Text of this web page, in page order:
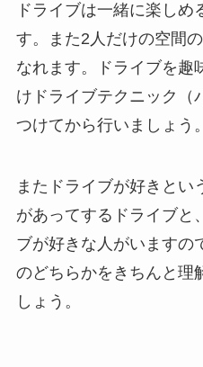
ドライブは一緒に楽し
す。また2人だけの空間
なれます。ドライブを趣
けドライブテクニック（
つけてから行いましょう。
またドライブが好きとい
があってするドライブと
ブが好きな人がいますの
のどちらかをきちんと理
しょう。